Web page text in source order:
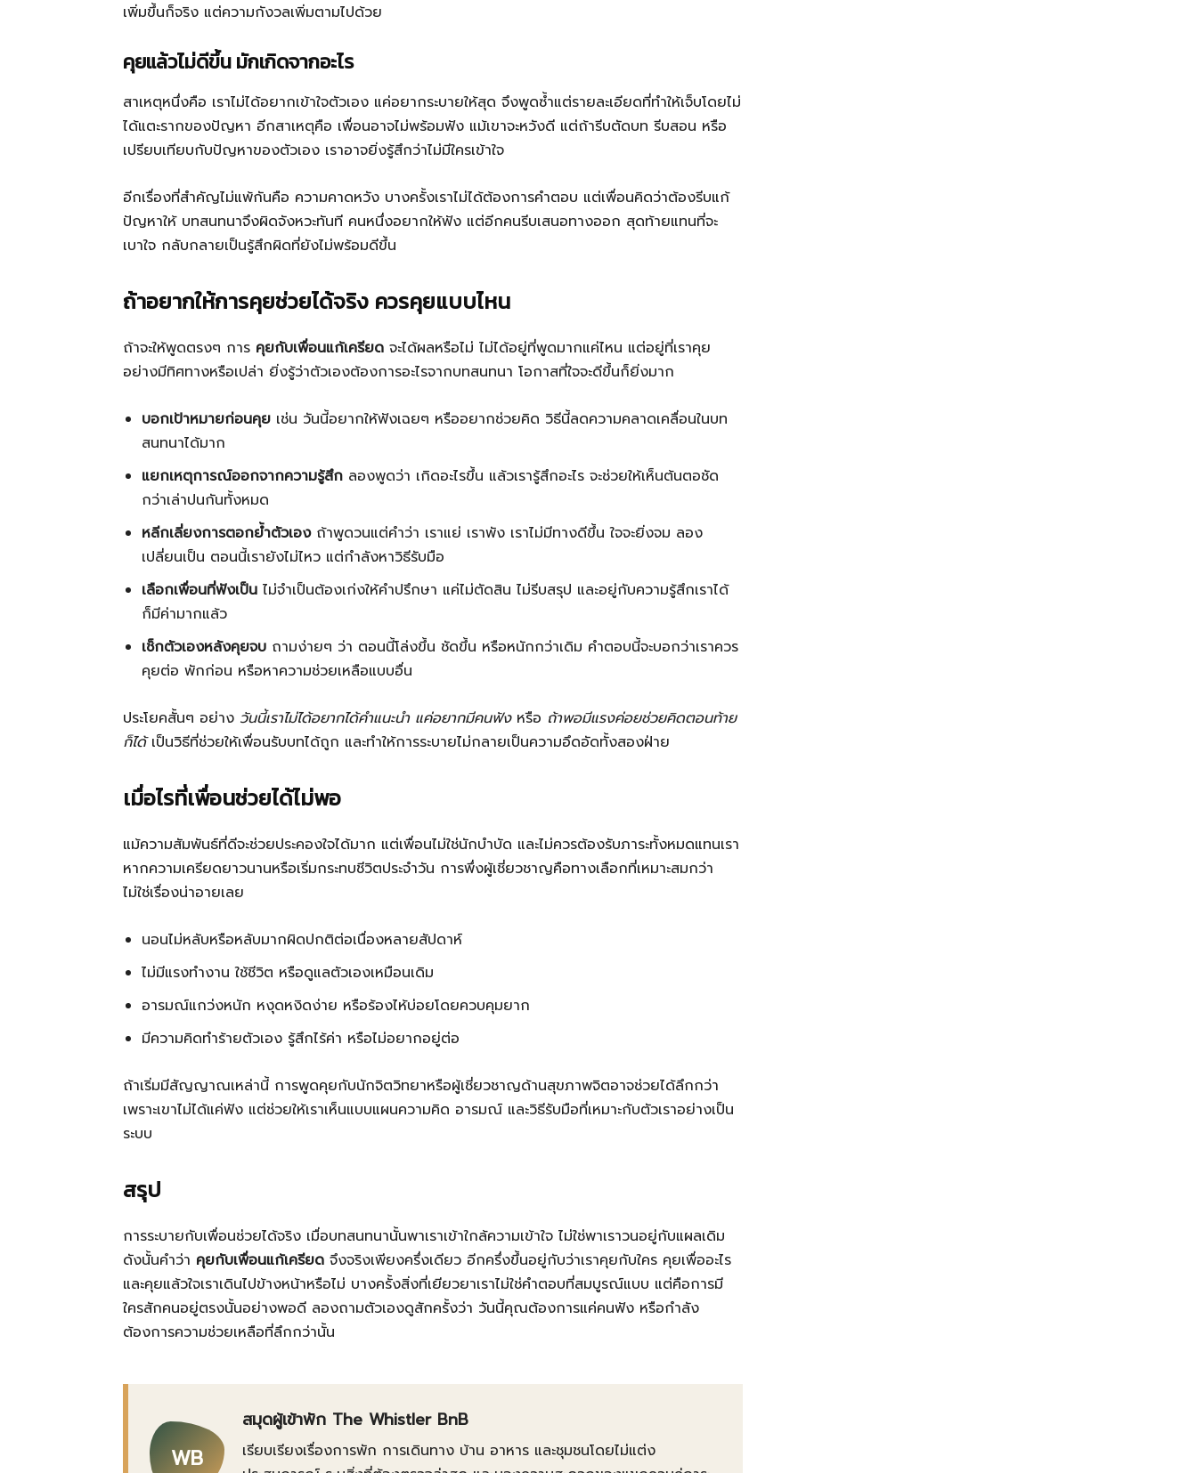
เพิ่มขึ้นก็จริง แต่ความกังวลเพิ่มตามไปด้วย
คุยแล้วไม่ดีขึ้น มักเกิดจากอะไร
สาเหตุหนึ่งคือ เราไม่ได้อยากเข้าใจตัวเอง แค่อยากระบายให้สุด จึงพูดซ้ำแต่รายละเอียดที่ทำให้เจ็บโดยไม่
ได้แตะรากของปัญหา อีกสาเหตุคือ เพื่อนอาจไม่พร้อมฟัง แม้เขาจะหวังดี แต่ถ้ารีบตัดบท รีบสอน หรือ
เปรียบเทียบกับปัญหาของตัวเอง เราอาจยิ่งรู้สึกว่าไม่มีใครเข้าใจ
อีกเรื่องที่สำคัญไม่แพ้กันคือ ความคาดหวัง บางครั้งเราไม่ได้ต้องการคำตอบ แต่เพื่อนคิดว่าต้องรีบแก้
ปัญหาให้ บทสนทนาจึงผิดจังหวะทันที คนหนึ่งอยากให้ฟัง แต่อีกคนรีบเสนอทางออก สุดท้ายแทนที่จะ
เบาใจ กลับกลายเป็นรู้สึกผิดที่ยังไม่พร้อมดีขึ้น
ถ้าอยากให้การคุยช่วยได้จริง ควรคุยแบบไหน
ถ้าจะให้พูดตรงๆ การ คุยกับเพื่อนแก้เครียด จะได้ผลหรือไม่ ไม่ได้อยู่ที่พูดมากแค่ไหน แต่อยู่ที่เราคุย
อย่างมีทิศทางหรือเปล่า ยิ่งรู้ว่าตัวเองต้องการอะไรจากบทสนทนา โอกาสที่ใจจะดีขึ้นก็ยิ่งมาก
บอกเป้าหมายก่อนคุย เช่น วันนี้อยากให้ฟังเฉยๆ หรืออยากช่วยคิด วิธีนี้ลดความคลาดเคลื่อนในบท
สนทนาได้มาก
แยกเหตุการณ์ออกจากความรู้สึก ลองพูดว่า เกิดอะไรขึ้น แล้วเรารู้สึกอะไร จะช่วยให้เห็นต้นตอชัด
กว่าเล่าปนกันทั้งหมด
หลีกเลี่ยงการตอกย้ำตัวเองถ้าพูดวนแต่คำว่า เราแย่ เราพัง เราไม่มีทางดีขึ้น ใจจะยิ่งจม ลอง
เปลี่ยนเป็น ตอนนี้เรายังไม่ไหว แต่กำลังหาวิธีรับมือ
เลือกเพื่อนที่ฟังเป็น ไม่จำเป็นต้องเก่งให้คำปรึกษา แค่ไม่ตัดสิน ไม่รีบสรุป และอยู่กับความรู้สึกเราได้
ก็มีค่ามากแล้ว
เช็กตัวเองหลังคุยจบ ถามง่ายๆ ว่า ตอนนี้โล่งขึ้น ชัดขึ้น หรือหนักกว่าเดิม คำตอบนี้จะบอกว่าเราควร
คุยต่อ พักก่อน หรือหาความช่วยเหลือแบบอื่น
ประโยคสั้นๆ อย่าง วันนี้เราไม่ได้อยากได้คำแนะนำ แค่อยากมีคนฟังหรือ ถ้าพอมีแรงค่อยช่วยคิดตอนท้าย
ก็ได้เป็นวิธีที่ช่วยให้เพื่อนรับบทได้ถูก และทำให้การระบายไม่กลายเป็นความอึดอัดทั้งสองฝ่าย
เมื่อไรที่เพื่อนช่วยได้ไม่พอ
แม้ความสัมพันธ์ที่ดีจะช่วยประคองใจได้มาก แต่เพื่อนไม่ใช่นักบำบัด และไม่ควรต้องรับภาระทั้งหมดแทนเรา
หากความเครียดยาวนานหรือเริ่มกระทบชีวิตประจำวัน การพึ่งผู้เชี่ยวชาญคือทางเลือกที่เหมาะสมกว่า
ไม่ใช่เรื่องน่าอายเลย
นอนไม่หลับหรือหลับมากผิดปกติต่อเนื่องหลายสัปดาห์
ไม่มีแรงทำงาน ใช้ชีวิต หรือดูแลตัวเองเหมือนเดิม
อารมณ์แกว่งหนัก หงุดหงิดง่าย หรือร้องไห้บ่อยโดยควบคุมยาก
มีความคิดทำร้ายตัวเอง รู้สึกไร้ค่า หรือไม่อยากอยู่ต่อ
ถ้าเริ่มมีสัญญาณเหล่านี้ การพูดคุยกับนักจิตวิทยาหรือผู้เชี่ยวชาญด้านสุขภาพจิตอาจช่วยได้ลึกกว่า
เพราะเขาไม่ได้แค่ฟัง แต่ช่วยให้เราเห็นแบบแผนความคิด อารมณ์ และวิธีรับมือที่เหมาะกับตัวเราอย่างเป็น
ระบบ
สรุป
การระบายกับเพื่อนช่วยได้จริง เมื่อบทสนทนานั้นพาเราเข้าใกล้ความเข้าใจ ไม่ใช่พาเราวนอยู่กับแผลเดิม
ดังนั้นคำว่า คุยกับเพื่อนแก้เครียด จึงจริงเพียงครึ่งเดียว อีกครึ่งขึ้นอยู่กับว่าเราคุยกับใคร คุยเพื่ออะไร
และคุยแล้วใจเราเดินไปข้างหน้าหรือไม่ บางครั้งสิ่งที่เยียวยาเราไม่ใช่คำตอบที่สมบูรณ์แบบ แต่คือการมี
ใครสักคนอยู่ตรงนั้นอย่างพอดี ลองถามตัวเองดูสักครั้งว่า วันนี้คุณต้องการแค่คนฟัง หรือกำลัง
ต้องการความช่วยเหลือที่ลึกกว่านั้น
WB
สมุดผู้เข้าพัก The Whistler BnB
เรียบเรียงเรื่องการพัก การเดินทาง บ้าน อาหาร และชุมชนโดยไม่แต่ง